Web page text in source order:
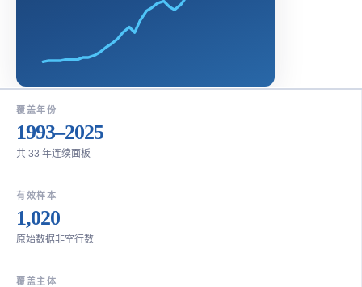
覆盖年份
1993–2025
共 33 年连续面板
有效样本
1,020
原始数据非空行数
覆盖主体